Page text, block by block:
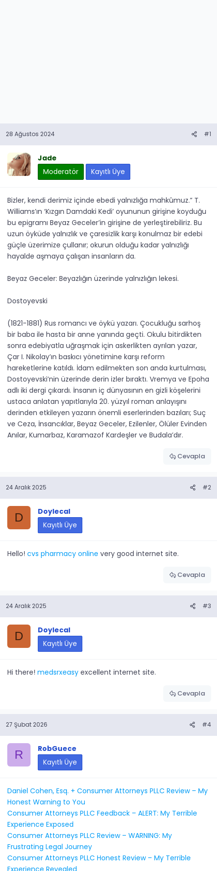
28 Ağustos 2024 #1
Jade
Moderatör
Kayıtlı Üye
Bizler, kendi derimiz içinde ebedi yalnızlığa mahkûmuz.” T.
Williams’ın ‘Kızgın Damdaki Kedi’ oyununun girişine koyduğu
bu epigramı Beyaz Geceler’in girişine de yerleştirebiliriz. Bu
uzun öyküde yalnızlık ve çaresizlik karşı konulmaz bir edebi
güçle üzerimize çullanır; okurun olduğu kadar yalnızlığı
hayalde aşmaya çalışan insanların da.
Beyaz Geceler: Beyazlığın üzerinde yalnızlığın lekesi.
Dostoyevski
(1821-1881) Rus romancı ve öykü yazarı. Çocukluğu sarhoş
bir baba ile hasta bir anne yanında geçti. Okulu bitirdikten
sonra edebiyatla uğraşmak için askerlikten ayrılan yazar,
Çar I. Nikolay’ın baskıcı yönetimine karşı reform
hareketlerine katıldı. İdam edilmekten son anda kurtulması,
Dostoyevski’nin üzerinde derin izler bıraktı. Vremya ve Epoha
adlı iki dergi çıkardı. İnsanın iç dünyasının en gizli köşelerini
ustaca anlatan yapıtlarıyla 20. yüzyıl roman anlayışını
derinden etkileyen yazarın önemli eserlerinden bazıları; Suç
ve Ceza, İnsancıklar, Beyaz Geceler, Ezilenler, Ölüler Evinden
Anılar, Kumarbaz, Karamazof Kardeşler ve Budala’dır.
Cevapla
24 Aralık 2025 #2
D
Doylecal
Kayıtlı Üye
Hello! cvs pharmacy online very good internet site.
Cevapla
24 Aralık 2025 #3
D
Doylecal
Kayıtlı Üye
Hi there! medsrxeasy excellent internet site.
Cevapla
27 Şubat 2026 #4
R
RobGuece
Kayıtlı Üye
Daniel Cohen, Esq. + Consumer Attorneys PLLC Review – My
Honest Warning to You
Consumer Attorneys PLLC Feedback – ALERT: My Terrible
Experience Exposed
Consumer Attorneys PLLC Review – WARNING: My
Frustrating Legal Journey
Consumer Attorneys PLLC Honest Review – My Terrible